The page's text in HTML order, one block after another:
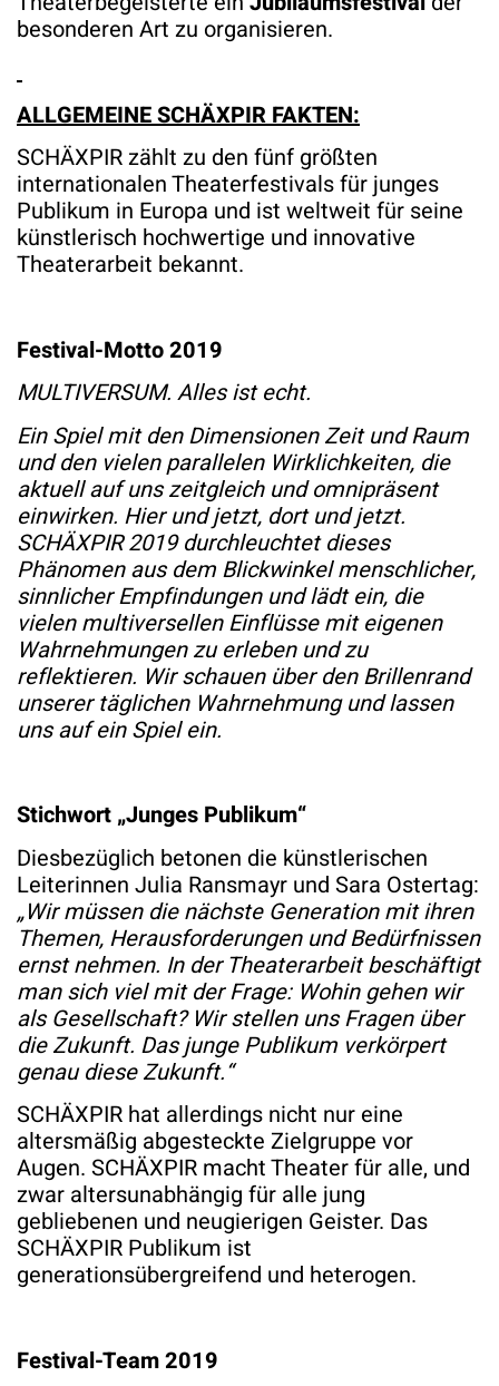
besonderen Art zu organisieren.
ALLGEMEINE SCHÄXPIR FAKTEN:
SCHÄXPIR zählt zu den fünf größten
internationalen Theaterfestivals für junges
Publikum in Europa und ist weltweit für seine
künstlerisch hochwertige und innovative
Theaterarbeit bekannt.
Festival-Motto 2019
MULTIVERSUM. Alles ist echt.
Ein Spiel mit den Dimensionen Zeit und Raum
und den vielen parallelen Wirklichkeiten, die
aktuell auf uns zeitgleich und omnipräsent
einwirken. Hier und jetzt, dort und jetzt.
SCHÄXPIR 2019 durchleuchtet dieses
Phänomen aus dem Blickwinkel menschlicher,
sinnlicher Empfindungen und lädt ein, die
vielen multiversellen Einflüsse mit eigenen
Wahrnehmungen zu erleben und zu
reflektieren. Wir schauen über den Brillenrand
unserer täglichen Wahrnehmung und lassen
uns auf ein Spiel ein.
Stichwort „Junges Publikum“
Diesbezüglich betonen die künstlerischen
Leiterinnen Julia Ransmayr und Sara Ostertag:
„Wir müssen die nächste Generation mit ihren
Themen, Herausforderungen und Bedürfnissen
ernst nehmen. In der Theaterarbeit beschäftigt
man sich viel mit der Frage: Wohin gehen wir
als Gesellschaft? Wir stellen uns Fragen über
die Zukunft. Das junge Publikum verkörpert
genau diese Zukunft.“
SCHÄXPIR hat allerdings nicht nur eine
altersmäßig abgesteckte Zielgruppe vor
Augen. SCHÄXPIR macht Theater für alle, und
zwar altersunabhängig für alle jung
gebliebenen und neugierigen Geister. Das
SCHÄXPIR Publikum ist
generationsübergreifend und heterogen.
Festival-Team 2019